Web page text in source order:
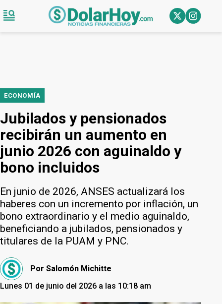
ECONOMÍA
Jubilados y pensionados
recibirán un aumento en
junio 2026 con aguinaldo y
bono incluidos
En junio de 2026, ANSES actualizará los
haberes con un incremento por inflación, un
bono extraordinario y el medio aguinaldo,
beneficiando a jubilados, pensionados y
titulares de la PUAM y PNC.
Por Salomón Michitte
Lunes 01 de junio del 2026 a las 10:18 am